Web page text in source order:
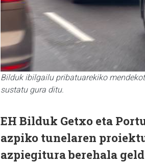
Bilduk ibilgailu pribatuarekiko
sustatu gura ditu.
EH Bilduk Getxo eta
azpiko tunelaren
azpiegitura berehala